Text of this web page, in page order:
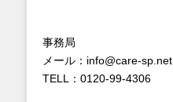
事務局
メール：info@care-sp.net
TELL：0120-99-4306